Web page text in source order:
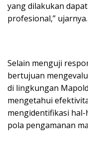
yang dilakukan
profesional,” ujarnya.
Selain menguji
bertujuan
di lingkungan
mengetahui
mengidentifikasi
pola pengamanan